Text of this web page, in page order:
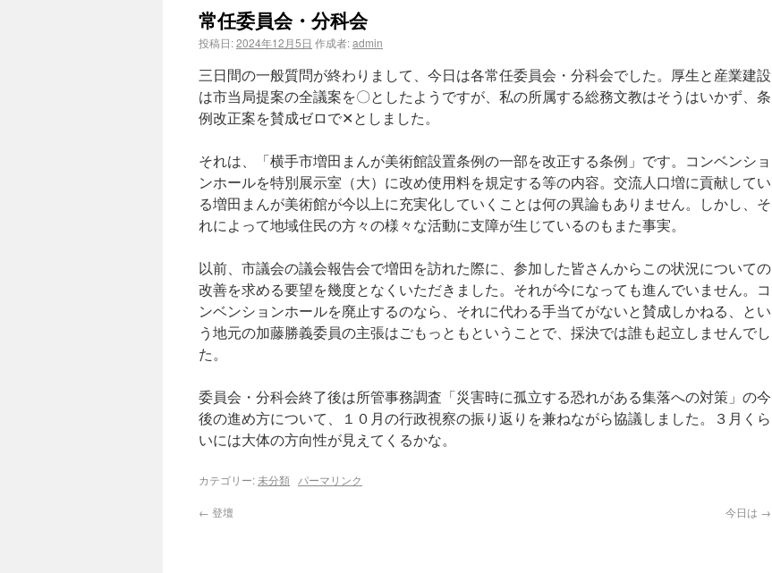
常任委員会・分科会
投稿日:2024年12月5日 作成者:admin
三日間の一般質問が終わりまして、今日は各常任委員会・分科会でした。厚生と産業建設
は市当局提案の全議案を〇としたようですが、私の所属する総務文教はそうはいかず、条
例改正案を賛成ゼロで✕としました。
それは、「横手市増田まんが美術館設置条例の一部を改正する条例」です。コンベンショ
ンホールを特別展示室（大）に改め使用料を規定する等の内容。交流人口増に貢献してい
る増田まんが美術館が今以上に充実化していくことは何の異論もありません。しかし、そ
れによって地域住民の方々の様々な活動に支障が生じているのもまた事実。
以前、市議会の議会報告会で増田を訪れた際に、参加した皆さんからこの状況についての
改善を求める要望を幾度となくいただきました。それが今になっても進んでいません。コ
ンベンションホールを廃止するのなら、それに代わる手当てがないと賛成しかねる、とい
う地元の加藤勝義委員の主張はごもっともということで、採決では誰も起立しませんでし
た。
委員会・分科会終了後は所管事務調査「災害時に孤立する恐れがある集落への対策」の今
後の進め方について、１０月の行政視察の振り返りを兼ねながら協議しました。３月くら
いには大体の方向性が見えてくるかな。
カテゴリー:未分類 パーマリンク
← 登壇 今日は →